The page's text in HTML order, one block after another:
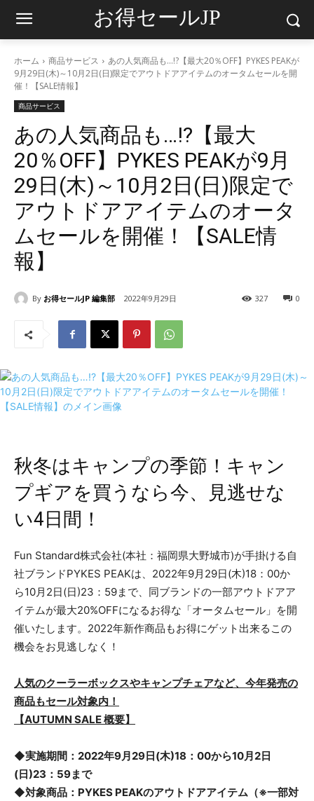
お得セールJP
ホーム 商品サービス
あの人気商品も…!?【最大20％OFF】PYKES PEAKが
9月29日(木)～10月2日(日)限定でアウトドアアイテムのオータムセールを開
催！【SALE情報】
商品サービス
あの人気商品も…!?【最大
20％OFF】PYKES PEAKが9月
29日(木)～10月2日(日)限定で
アウトドアアイテムのオータ
ムセールを開催！【SALE情
報】
By お得セールJP 編集部 2022年9月29日 0
327
秋冬はキャンプの季節！キャン
プギアを買うなら今、見逃せな
い4日間！
Fun Standard株式会社(本社：福岡県大野城市)が手掛ける自
社ブランドPYKES PEAKは、2022年9月29日(木)18：00か
ら10月2日(日)23：59まで、同ブランドの一部アウトドアア
イテムが最大20%OFFになるお得な「オータムセール」を開
催いたします。2022年新作商品もお得にゲット出来るこの
機会をお見逃しなく！
人気のクーラーボックスやキャンプチェアなど、今年発売の
商品もセール対象内！
【AUTUMN SALE 概要】
◆実施期間：2022年9月29日(木)18：00から10月2日
(日)23：59まで
◆対象商品：PYKES PEAKのアウトドアアイテム（※一部対